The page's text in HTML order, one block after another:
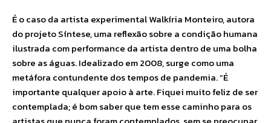
É o caso da artista experimental Walkíria Monteiro, autora
do projeto Síntese, uma reflexão sobre a condição humana
ilustrada com performance da artista dentro de uma bolha
sobre as águas. Idealizado em 2008, surge como uma
metáfora contundente dos tempos de pandemia. “É
importante qualquer apoio à arte. Fiquei muito feliz de ser
contemplada; é bom saber que tem esse caminho para os